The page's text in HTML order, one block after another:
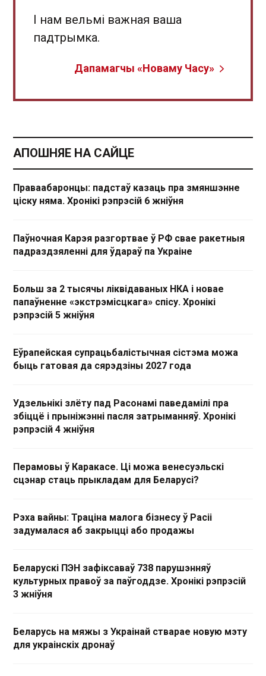
І нам вельмі важная ваша
падтрымка.
Дапамагчы «Новаму Часу»
АПОШНЯЕ НА САЙЦЕ
Праваабаронцы: падстаў казаць пра змяншэнне
ціску няма. Хронікі рэпрэсій 6 жніўня
Паўночная Карэя разгортвае ў РФ свае ракетныя
падраздзяленні для ўдараў па Украіне
Больш за 2 тысячы ліквідаваных НКА і новае
папаўненне «экстрэмісцкага» спісу. Хронікі
рэпрэсій 5 жніўня
Еўрапейская супрацьбалістычная сістэма можа
быць гатовая да сярэдзіны 2027 года
Удзельнікі злёту пад Расонамі паведамілі пра
збіццё і прыніжэнні пасля затрыманняў. Хронікі
рэпрэсій 4 жніўня
Перамовы ў Каракасе. Ці можа венесуэльскі
сцэнар стаць прыкладам для Беларусі?
Рэха вайны: Траціна малога бізнесу ў Расіі
задумалася аб закрыцці або продажы
Беларускі ПЭН зафіксаваў 738 парушэнняў
культурных правоў за паўгоддзе. Хронікі рэпрэсій
3 жніўня
Беларусь на мяжы з Украінай стварае новую мэту
для украінскіх дронаў